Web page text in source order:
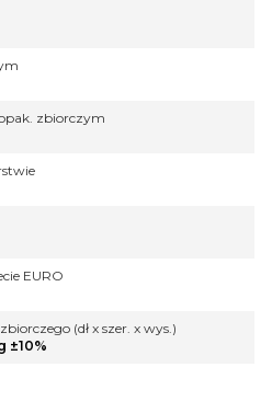
zbiorczym
EURO
(dł x szer. x wys.)
±10%